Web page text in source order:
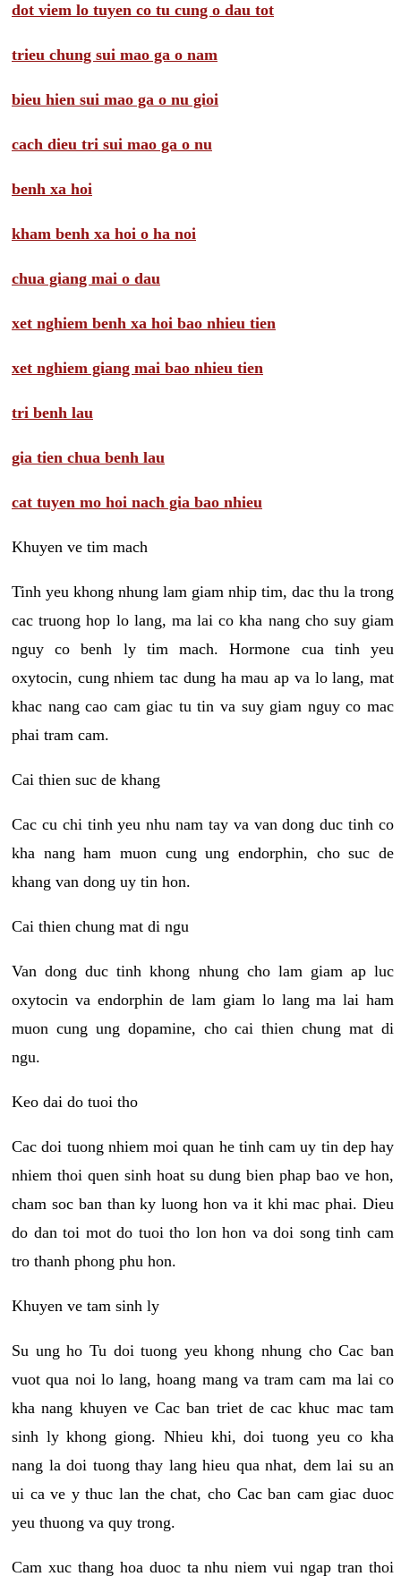
dot viem lo tuyen co tu cung o dau tot
trieu chung sui mao ga o nam
bieu hien sui mao ga o nu gioi
cach dieu tri sui mao ga o nu
benh xa hoi
kham benh xa hoi o ha noi
chua giang mai o dau
xet nghiem benh xa hoi bao nhieu tien
xet nghiem giang mai bao nhieu tien
tri benh lau
gia tien chua benh lau
cat tuyen mo hoi nach gia bao nhieu
Khuyen ve tim mach
Tinh yeu khong nhung lam giam nhip tim, dac thu la trong
cac truong hop lo lang, ma lai co kha nang cho suy giam
nguy co benh ly tim mach. Hormone cua tinh yeu
oxytocin, cung nhiem tac dung ha mau ap va lo lang, mat
khac nang cao cam giac tu tin va suy giam nguy co mac
phai tram cam.
Cai thien suc de khang
Cac cu chi tinh yeu nhu nam tay va van dong duc tinh co
kha nang ham muon cung ung endorphin, cho suc de
khang van dong uy tin hon.
Cai thien chung mat di ngu
Van dong duc tinh khong nhung cho lam giam ap luc
oxytocin va endorphin de lam giam lo lang ma lai ham
muon cung ung dopamine, cho cai thien chung mat di
ngu.
Keo dai do tuoi tho
Cac doi tuong nhiem moi quan he tinh cam uy tin dep hay
nhiem thoi quen sinh hoat su dung bien phap bao ve hon,
cham soc ban than ky luong hon va it khi mac phai. Dieu
do dan toi mot do tuoi tho lon hon va doi song tinh cam
tro thanh phong phu hon.
Khuyen ve tam sinh ly
Su ung ho Tu doi tuong yeu khong nhung cho Cac ban
vuot qua noi lo lang, hoang mang va tram cam ma lai co
kha nang khuyen ve Cac ban triet de cac khuc mac tam
sinh ly khong giong. Nhieu khi, doi tuong yeu co kha
nang la doi tuong thay lang hieu qua nhat, dem lai su an
ui ca ve y thuc lan the chat, cho Cac ban cam giac duoc
yeu thuong va quy trong.
Cam xuc thang hoa duoc ta nhu niem vui ngap tran thoi